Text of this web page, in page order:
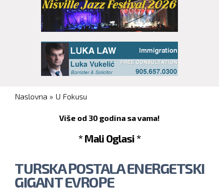
You are here
Naslovna » U Fokusu
Više od 30 godina sa vama!
* Mali Oglasi *
TURSKA POSTALA ENERGETSKI
GIGANT EVROPE